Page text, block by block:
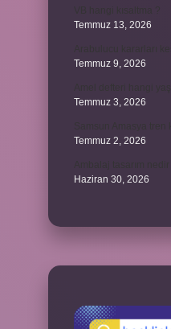
Temmuz 13, 2026
Temmuz 9, 2026
Temmuz 3, 2026
Temmuz 2, 2026
Haziran 30, 2026